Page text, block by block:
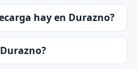
hay en Durazno?